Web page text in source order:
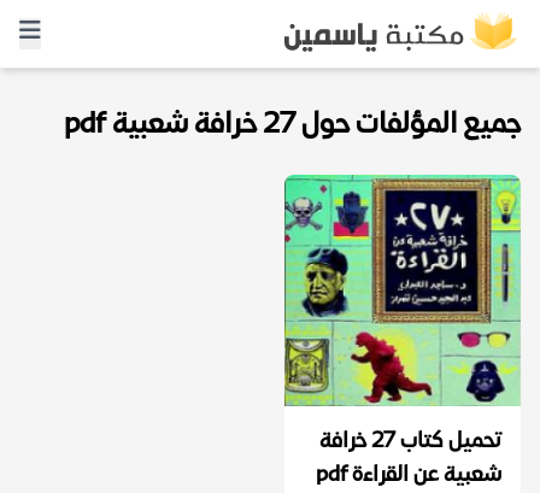
جميع المؤلفات حول 27 خرافة شعبية pdf
تحميل كتاب 27 خرافة
شعبية عن القراءة pdf